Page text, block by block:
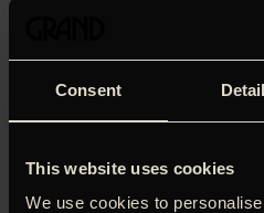
Consent
This website uses cookies
We use cookies to